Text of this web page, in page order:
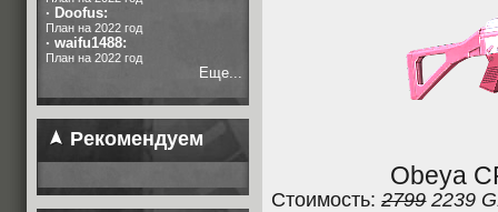
· Doofus:
План на 2022 год
· waifu1488:
План на 2022 год
Еще...
Рекомендуем
Obeya
Стоимость:27992239